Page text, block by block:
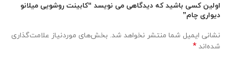
اولین کسی باشید که دیدگاهی می نویسد “کابینت روشویی میلانو
دیواری چام”
نشانی ایمیل شما منتشر نخواهد شد. بخش‌های موردنیاز علامت‌گذاری
شده‌اند *